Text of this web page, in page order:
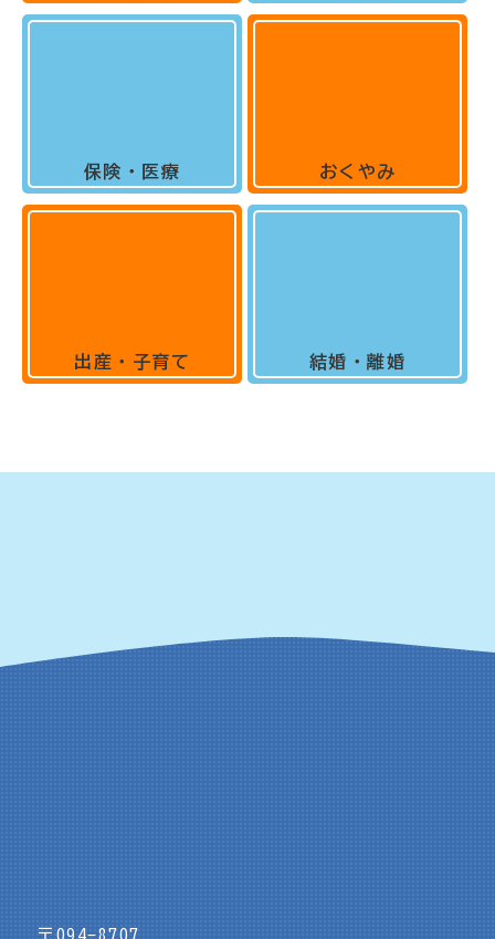
保険・医療
出産・子育て
おくやみ
結婚・離婚
〒094-8707